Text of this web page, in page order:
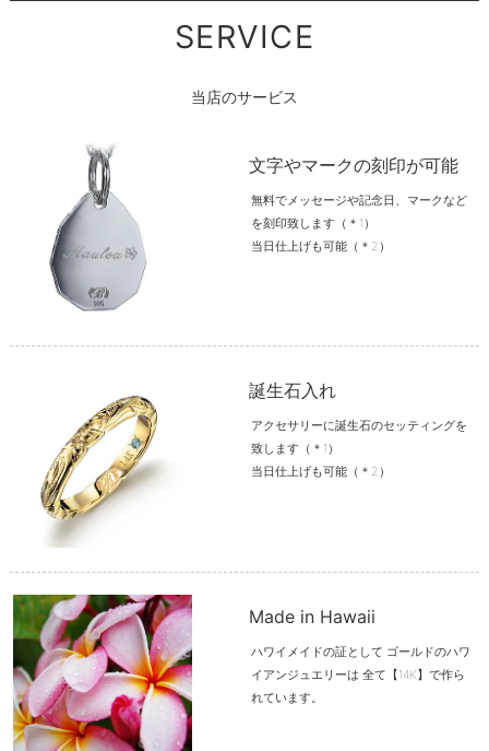
SERVICE
当店のサービス
文字やマークの刻印が可能
無料でメッセージや記念日、マークなど
を刻印致します（＊1）
当日仕上げも可能（＊2）
誕生石入れ
アクセサリーに誕生石のセッティングを
致します（＊1）
当日仕上げも可能（＊2）
Made in Hawaii
ハワイメイドの証として ゴールドのハワ
イアンジュエリーは 全て【14K】で作ら
れています。